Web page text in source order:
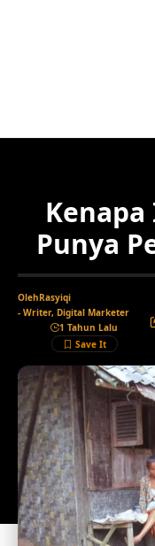
Punya
OlehRasyiqi
- Writer, Digital Marketer
1 Tahun Lalu